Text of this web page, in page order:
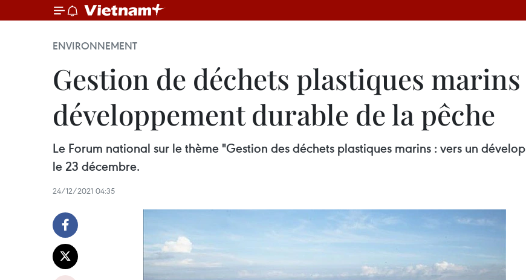
ENVIRONNEMENT
Gestion de déchets plastiques
développement durable de la pêche
Le Forum national sur le thème "Gestion des déchets plastiques marins : vers un
le 23 décembre.
24/12/2021 04:35